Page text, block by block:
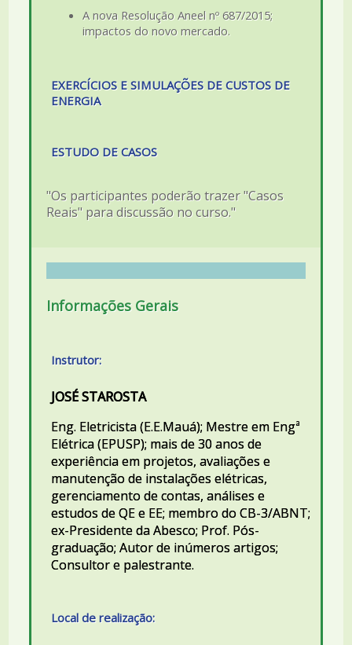
A nova Resolução Aneel nº 687/2015;
impactos do novo mercado.
EXERCÍCIOS E SIMULAÇÕES DE CUSTOS DE
ENERGIA
ESTUDO DE CASOS
"Os participantes poderão trazer "Casos
Reais" para discussão no curso."
Informações Gerais
Instrutor:
JOSÉ STAROSTA
Eng. Eletricista (E.E.Mauá); Mestre em Engª
Elétrica (EPUSP); mais de 30 anos de
experiência em projetos, avaliações e
manutenção de instalações elétricas,
gerenciamento de contas, análises e
estudos de QE e EE; membro do CB-3/ABNT;
ex-Presidente da Abesco; Prof. Pós-
graduação; Autor de inúmeros artigos;
Consultor e palestrante.
Local de realização: